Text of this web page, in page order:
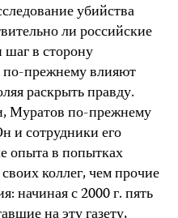
убийства
ли российские
шаг в сторону
по-прежнему влияют
раскрыть правду.
Муратов по-прежнему
и сотрудники его
опыта в попытках
коллег, чем прочие
начиная с 2000 г. пять